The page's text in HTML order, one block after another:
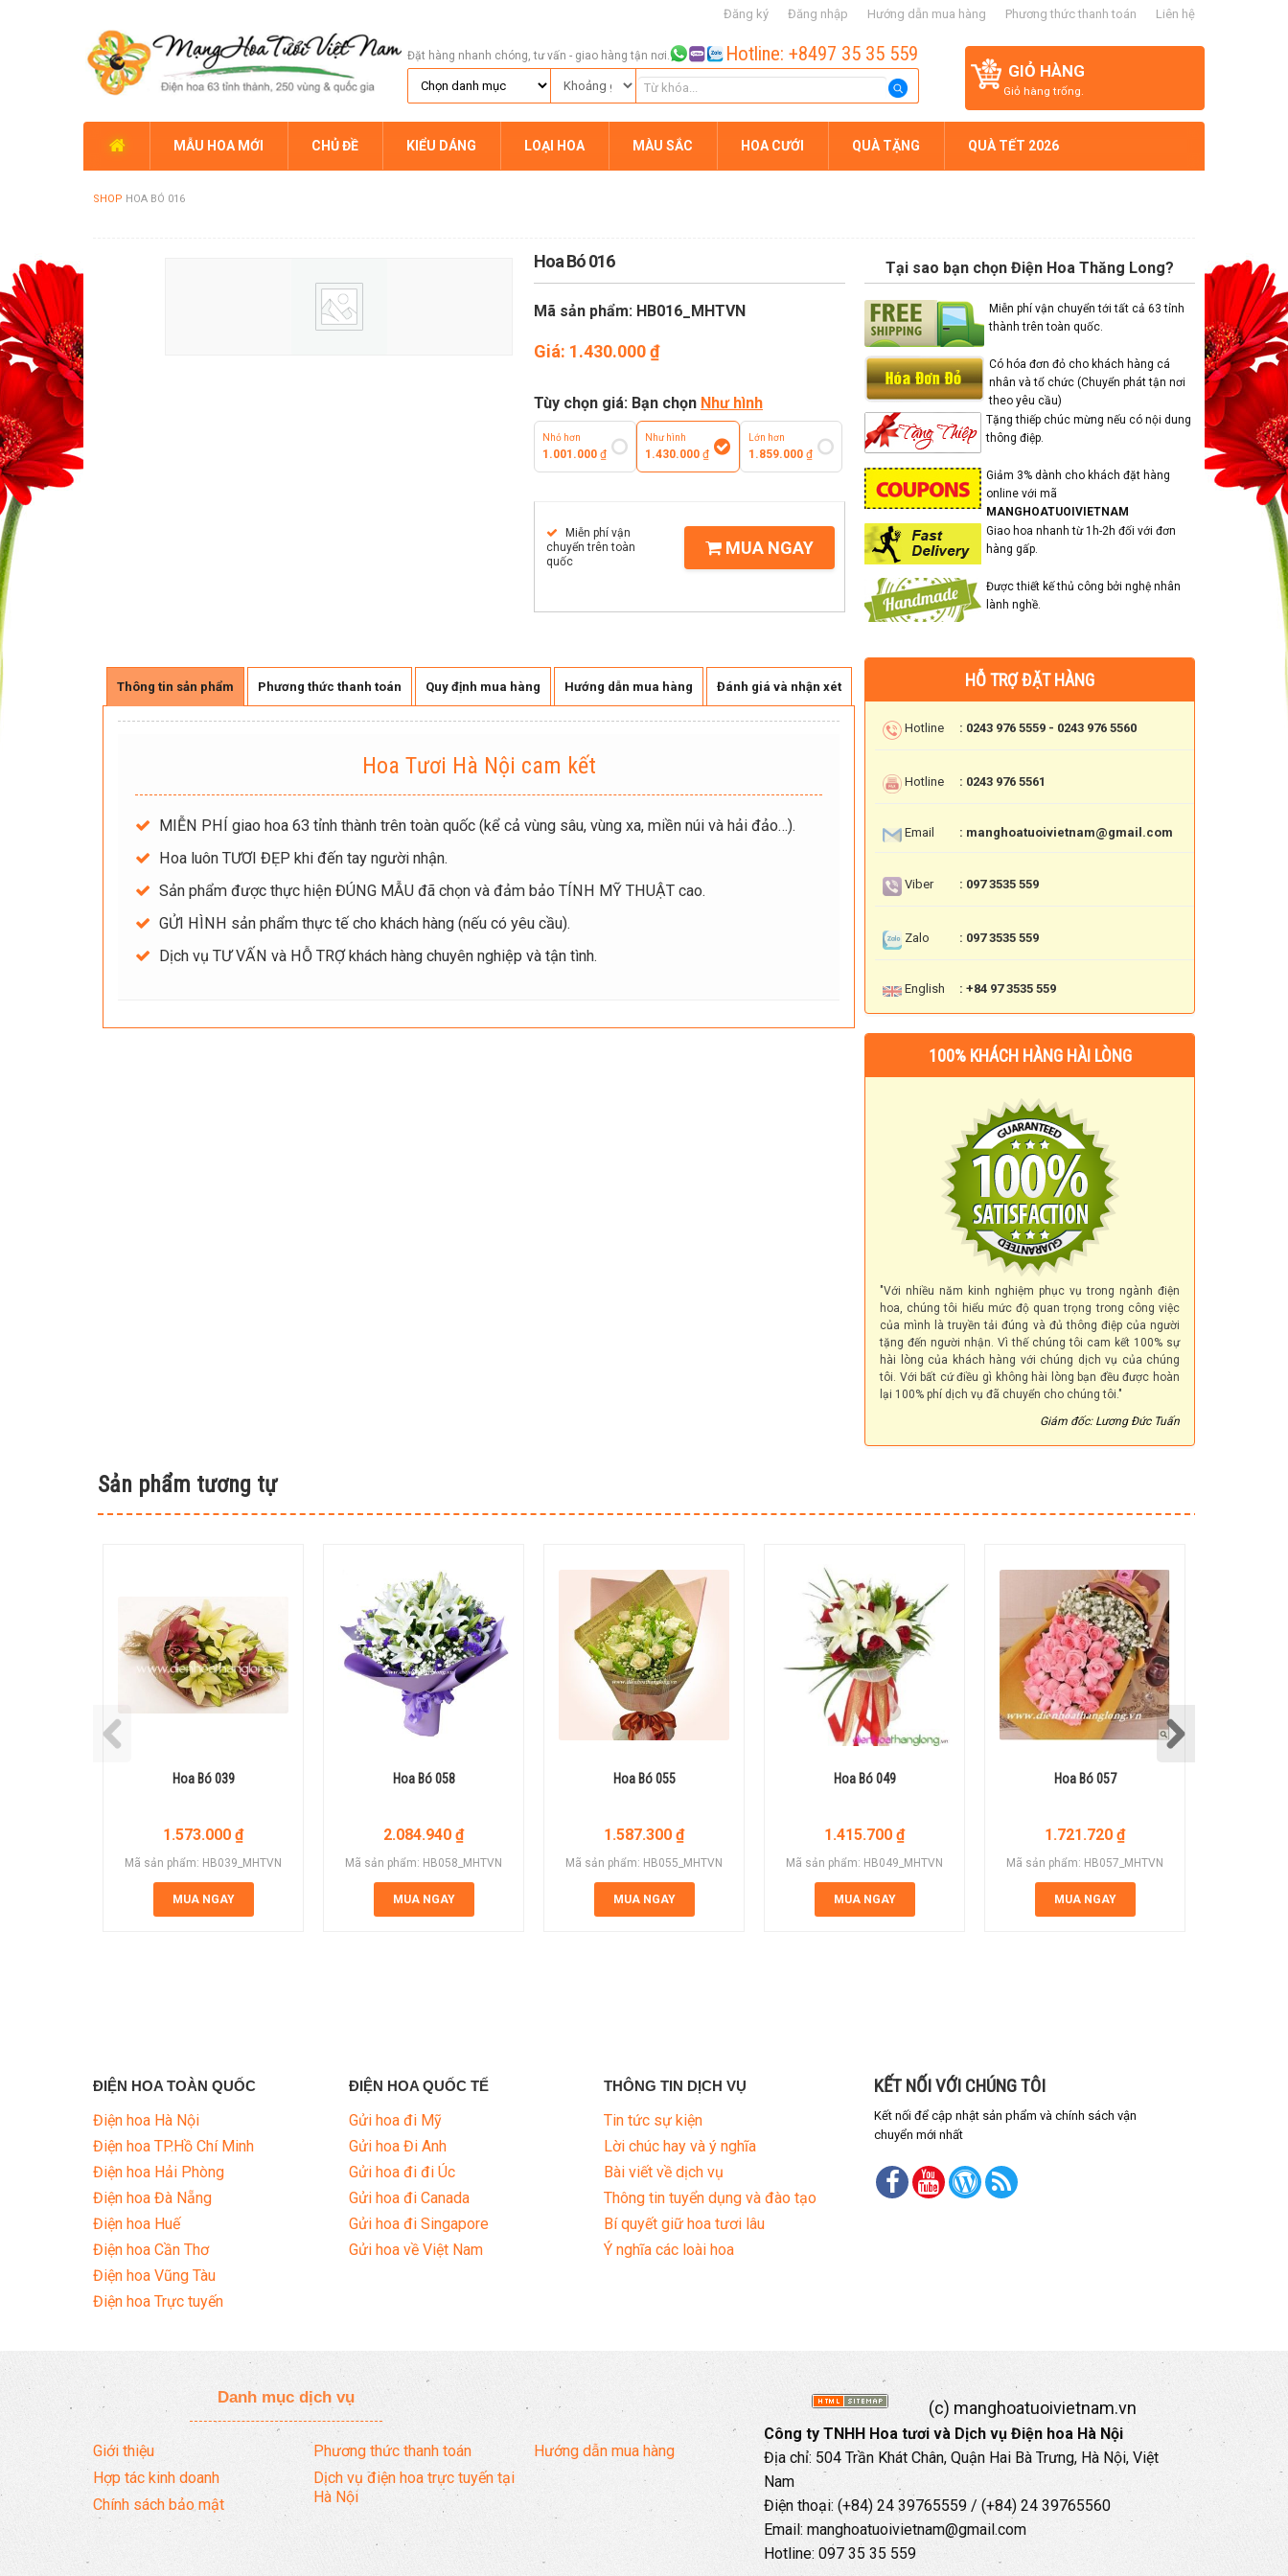
Đăng ký Đăng nhập Hướng dẫn mua hàng Phương thức thanh toán Liên hệ
GIỎ HÀNG
Giỏ hàng trống.
Đặt hàng nhanh chóng, tư vấn - giao hàng tận nơi. Hotline: +8497 35 35 559
MẪU HOA MỚI CHỦ ĐỀ KIỂU DÁNG LOẠI HOA MÀU SẮC HOA CƯỚI QUÀ TẶNG QUÀ TẾT 2026
SHOP HOA BÓ 016
Hoa Bó 016
Mã sản phẩm: HB016_MHTVN
Giá: 1.430.000₫
Tùy chọn giá: Bạn chọn Như hình
Nhỏ hơn
1.001.000 ₫
Như hình
1.430.000₫
Lớn hơn
1.859.000 ₫
Miễn phí vận
chuyển trên toàn
quốc
MUA NGAY
Tại sao bạn chọn Điện Hoa Thăng Long?
Miễn phí vận chuyển tới tất cả 63 tỉnh
thành trên toàn quốc.
Có hóa đơn đỏ cho khách hàng cá
nhân và tổ chức (Chuyển phát tận nơi
theo yêu cầu)
Tặng thiếp chúc mừng nếu có nội dung
thông điệp.
Giảm 3% dành cho khách đặt hàng
online với mã
MANGHOATUOIVIETNAM
Giao hoa nhanh từ 1h-2h đối với đơn
hàng gấp.
Được thiết kế thủ công bởi nghệ nhân
lành nghề.
Thông tin sản phẩm Phương thức thanh toán Quy định mua hàng Hướng dẫn mua hàng Đánh giá và nhận xét
Hoa Tươi Hà Nội cam kết
MIỄN PHÍ giao hoa 63 tỉnh thành trên toàn quốc (kể cả vùng sâu, vùng xa, miền núi và hải đảo…).
Hoa luôn TƯƠI ĐẸP khi đến tay người nhận.
Sản phẩm được thực hiện ĐÚNG MẪU đã chọn và đảm bảo TÍNH MỸ THUẬT cao.
GỬI HÌNH sản phẩm thực tế cho khách hàng (nếu có yêu cầu).
Dịch vụ TƯ VẤN và HỖ TRỢ khách hàng chuyên nghiệp và tận tình.
HỖ TRỢ ĐẶT HÀNG
Hotline : 0243 976 5559 - 0243 976 5560
Hotline : 0243 976 5561
Email : manghoatuoivietnam@gmail.com
Viber : 097 3535 559
Zalo : 097 3535 559
English : +84 97 3535 559
100% KHÁCH HÀNG HÀI LÒNG
"Với nhiều năm kinh nghiệm phục vụ trong ngành điện
hoa, chúng tôi hiểu mức độ quan trọng trong công việc
của mình là truyền tải đúng và đủ thông điệp của người
tặng đến người nhận. Vì thế chúng tôi cam kết 100% sự
hài lòng của khách hàng với chúng dịch vụ của chúng
tôi. Với bất cứ điều gì không hài lòng bạn đều được hoàn
lại 100% phí dịch vụ đã chuyển cho chúng tôi."
Giám đốc: Lương Đức Tuấn
Sản phẩm tương tự
Hoa Bó 039
1.573.000 ₫
Mã sản phẩm: HB039_MHTVN
MUA NGAY
Hoa Bó 058
2.084.940 ₫
Mã sản phẩm: HB058_MHTVN
MUA NGAY
Hoa Bó 055
1.587.300 ₫
Mã sản phẩm: HB055_MHTVN
MUA NGAY
Hoa Bó 049
1.415.700 ₫
Mã sản phẩm: HB049_MHTVN
MUA NGAY
Hoa Bó 057
1.721.720 ₫
Mã sản phẩm: HB057_MHTVN
MUA NGAY
ĐIỆN HOA TOÀN QUỐC
Điện hoa Hà Nội
Điện hoa TP.Hồ Chí Minh
Điện hoa Hải Phòng
Điện hoa Đà Nẵng
Điện hoa Huế
Điện hoa Cần Thơ
Điện hoa Vũng Tàu
Điện hoa Trực tuyến
ĐIỆN HOA QUỐC TẾ
Gửi hoa đi Mỹ
Gửi hoa Đi Anh
Gửi hoa đi đi Úc
Gửi hoa đi Canada
Gửi hoa đi Singapore
Gửi hoa về Việt Nam
THÔNG TIN DỊCH VỤ
Tin tức sự kiện
Lời chúc hay và ý nghĩa
Bài viết về dịch vụ
Thông tin tuyển dụng và đào tạo
Bí quyết giữ hoa tươi lâu
Ý nghĩa các loài hoa
KẾT NỐI VỚI CHÚNG TÔI
Kết nối để cập nhật sản phẩm và chính sách vận
chuyển mới nhất
Danh mục dịch vụ
Giới thiệu
Hợp tác kinh doanh
Chính sách bảo mật
Phương thức thanh toán
Dịch vụ điện hoa trực tuyến tại
Hà Nội
Hướng dẫn mua hàng
(c) manghoatuoivietnam.vn
Công ty TNHH Hoa tươi và Dịch vụ Điện hoa Hà Nội
Địa chỉ: 504 Trần Khát Chân, Quận Hai Bà Trưng, Hà Nội, Việt
Nam
Điện thoại: (+84) 24 39765559 / (+84) 24 39765560
Email: manghoatuoivietnam@gmail.com
Hotline: 097 35 35 559